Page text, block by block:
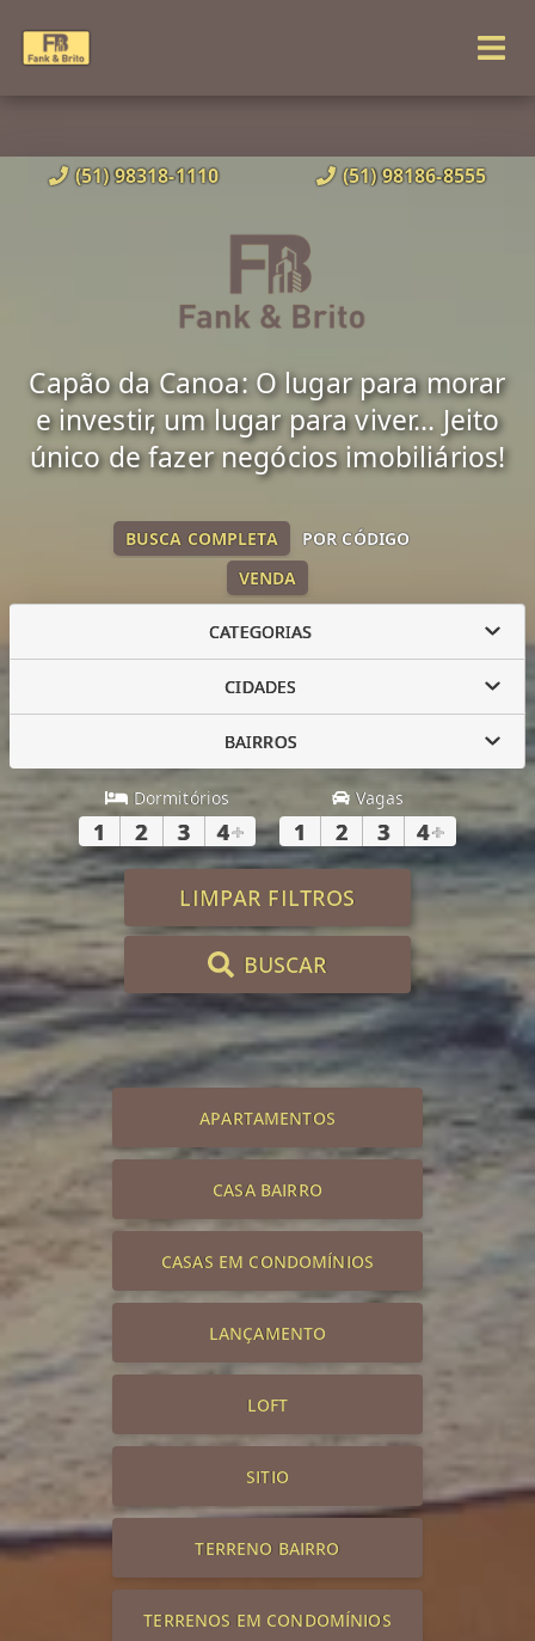
(51) 98318-1110 (51) 98186-8555
Capão da Canoa: O lugar para morar
e investir, um lugar para viver... Jeito
único de fazer negócios imobiliários!
VENDA
BUSCA COMPLETA POR CÓDIGO
CATEGORIAS
CIDADES
BAIRROS
Dormitórios
1 2 3 4+
Vagas
1 2 3 4+
LIMPAR FILTROS
BUSCAR
APARTAMENTOS
CASA BAIRRO
CASAS EM CONDOMÍNIOS
LANÇAMENTO
LOFT
SITIO
TERRENO BAIRRO
TERRENOS EM CONDOMÍNIOS